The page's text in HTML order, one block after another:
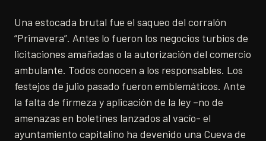
Una estocada brutal fue el saqueo del corralón
“Primavera”. Antes lo fueron los negocios turbios de
licitaciones amañadas o la autorización del comercio
ambulante. Todos conocen a los responsables. Los
festejos de julio pasado fueron emblemáticos. Ante
la falta de firmeza y aplicación de la ley –no de
amenazas en boletines lanzados al vacío- el
ayuntamiento capitalino ha devenido una Cueva de